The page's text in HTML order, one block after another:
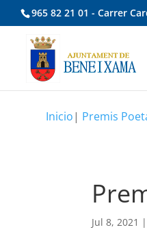
965 82 21 01 - Carrer
Inicio| Premis
Jul 8, 2021 |